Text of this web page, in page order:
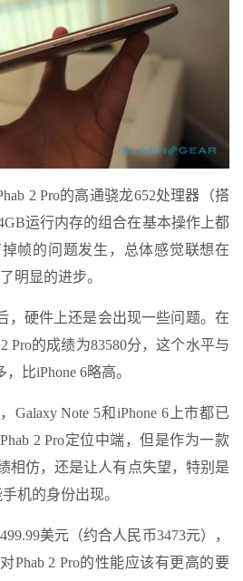
2 Pro的高通骁龙652处理器（搭
运行内存的组合在基本操作上都
帧的问题发生，总体感觉联想在
明显的进步。
，硬件上还是会出现一些问题。在
Pro的成绩为83580分，这个水平与
比iPhone 6略高。
Galaxy Note 5和iPhone 6上市都已
2 Pro定位中端，但是作为一款
相仿，还是让人有点失望，特别是
机的身份出现。
美元（约合人民币3473元），
Phab 2 Pro的性能应该有更高的要